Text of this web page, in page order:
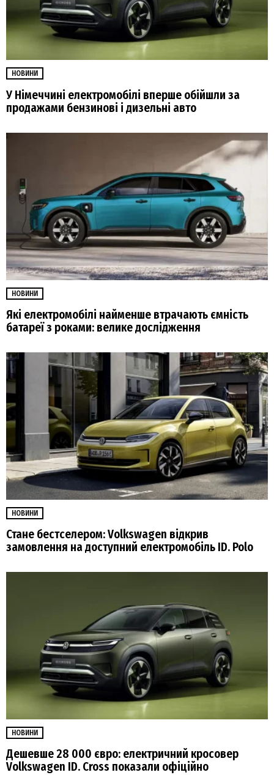
НОВИНИ
У Німеччині електромобілі вперше обійшли за
продажами бензинові і дизельні авто
НОВИНИ
Які електромобілі найменше втрачають ємність
батареї з роками: велике дослідження
НОВИНИ
Стане бестселером: Volkswagen відкрив
замовлення на доступний електромобіль ID. Polo
НОВИНИ
Дешевше 28 000 євро: електричний кросовер
Volkswagen ID. Cross показали офіційно